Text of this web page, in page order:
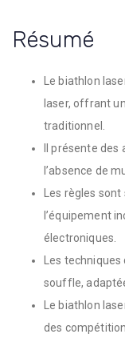
Résumé
Le biathlon
laser, offrant
traditionnel.
Il présente des
l’absence de
Les règles sont
l’équipement
électroniques.
Les
souffle,
Le biathlon
des